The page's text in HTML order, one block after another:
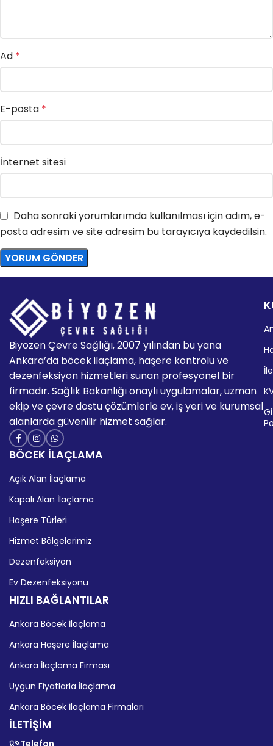
Ad *
E-posta *
İnternet sitesi
Daha sonraki yorumlarımda kullanılması için adım, e-
posta adresim ve site adresim bu tarayıcıya kaydedilsin.
Biyozen Çevre Sağlığı, 2007 yılından bu yana
Ankara’da böcek ilaçlama, haşere kontrolü ve
dezenfeksiyon hizmetleri sunan profesyonel bir
firmadır. Sağlık Bakanlığı onaylı uygulamalar, uzman
ekip ve çevre dostu çözümlerle ev, iş yeri ve kurumsal
alanlarda güvenilir hizmet sağlar.
BÖCEK İLAÇLAMA
Açık Alan İlaçlama
Kapalı Alan İlaçlama
Haşere Türleri
Hizmet Bölgelerimiz
Dezenfeksiyon
Ev Dezenfeksiyonu
HIZLI BAĞLANTILAR
Ankara Böcek İlaçlama
Ankara Haşere İlaçlama
Ankara İlaçlama Firması
Uygun Fiyatlarla İlaçlama
Ankara Böcek İlaçlama Firmaları
İLETİŞİM